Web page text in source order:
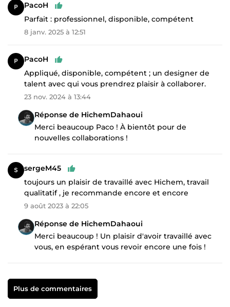
PacoH
Parfait : professionnel, disponible, compétent
8 janv. 2025 à 12:51
PacoH
Appliqué, disponible, compétent ; un designer de
talent avec qui vous prendrez plaisir à collaborer.
23 nov. 2024 à 13:44
Réponse de HichemDahaoui
Merci beaucoup Paco ! À bientôt pour de
nouvelles collaborations !
sergeM45
toujours un plaisir de travaillé avec Hichem, travail
qualitatif , je recommande encore et encore
9 août 2023 à 22:05
Réponse de HichemDahaoui
Merci beaucoup ! Un plaisir d'avoir travaillé avec
vous, en espérant vous revoir encore une fois !
Plus de commentaires